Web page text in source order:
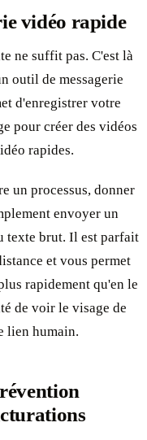
vidéo rapide
ne suffit pas. C'est là
outil de messagerie
d'enregistrer votre
pour créer des vidéos
rapides.
un processus, donner
envoyer un
texte brut. Il est parfait
et vous permet
rapidement qu'en le
de voir le visage de
lien humain.